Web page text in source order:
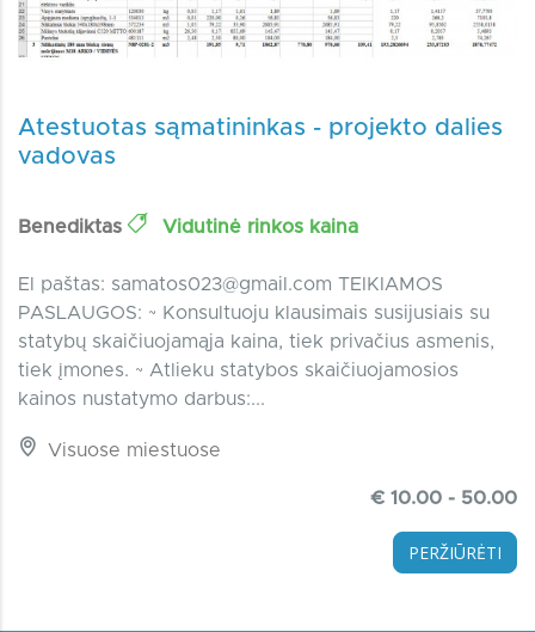
Atestuotas sąmatininkas - projekto dalies
vadovas
Benediktas Vidutinė rinkos kaina
El paštas: samatos023@gmail.com TEIKIAMOS
PASLAUGOS: ~ Konsultuoju klausimais susijusiais su
statybų skaičiuojamąja kaina, tiek privačius asmenis,
tiek įmones. ~ Atlieku statybos skaičiuojamosios
kainos nustatymo darbus:...
Visuose miestuose
€ 10.00 - 50.00
PERŽIŪRĖTI